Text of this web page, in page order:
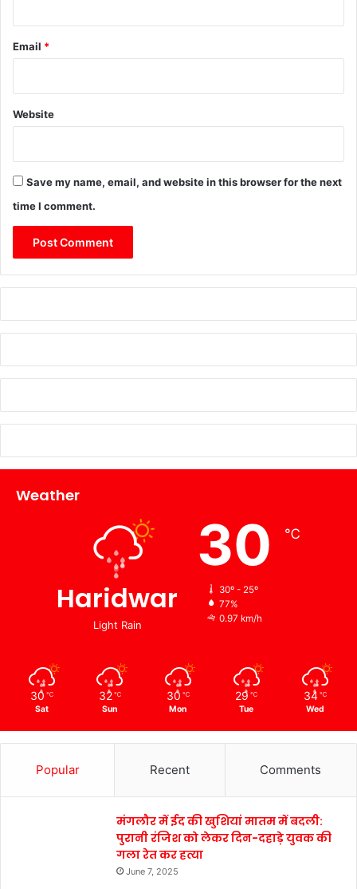
Email *
Website
Save my name, email, and website in this browser for the next
time I comment.
Weather
Haridwar
Light Rain
30 ℃
30º - 25º
77%
0.97 km/h
30 ℃
Sat
32 ℃
Sun
30 ℃
Mon
29 ℃
Tue
34 ℃
Wed
Popular Recent Comments
मंगलौर में ईद की खुशियां मातम में बदली:
पुरानी रंजिश को लेकर दिन-दहाड़े युवक की
गला रेत कर हत्या
June 7, 2025